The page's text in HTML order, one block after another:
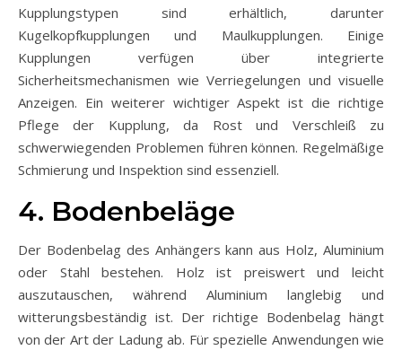
Kupplungstypen sind erhältlich, darunter
Kugelkopfkupplungen und Maulkupplungen. Einige
Kupplungen verfügen über integrierte
Sicherheitsmechanismen wie Verriegelungen und visuelle
Anzeigen. Ein weiterer wichtiger Aspekt ist die richtige
Pflege der Kupplung, da Rost und Verschleiß zu
schwerwiegenden Problemen führen können. Regelmäßige
Schmierung und Inspektion sind essenziell.
4. Bodenbeläge
Der Bodenbelag des Anhängers kann aus Holz, Aluminium
oder Stahl bestehen. Holz ist preiswert und leicht
auszutauschen, während Aluminium langlebig und
witterungsbeständig ist. Der richtige Bodenbelag hängt
von der Art der Ladung ab. Für spezielle Anwendungen wie